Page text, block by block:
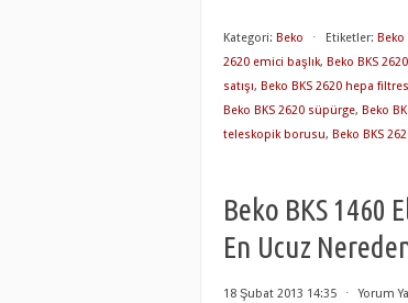
Kategori: Beko ⋅ Etiketler: Beko
2620 emici başlık, Beko BKS
satışı, Beko BKS 2620 hepa
Beko BKS 2620 süpürge, Beko
teleskopik borusu, Beko BKS
Beko BKS
En Ucuz
18 Şubat 2013 14:35 ⋅ Yorum